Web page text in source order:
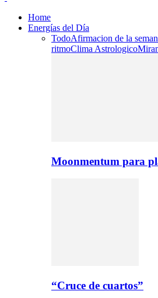
Home
Energías del Día
TodoAfirmacion de la
ritmoClima Astrologico
Moonmentum para
“Cruce de cuartos”